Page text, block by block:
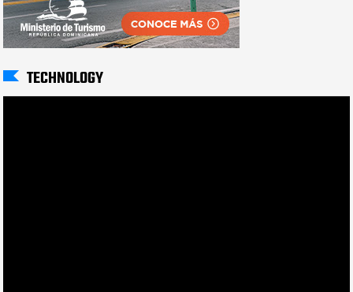
TECHNOLOGY